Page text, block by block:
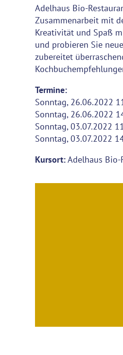
Adelhaus Bio-
Zusammenarbeit mit
Kreativität und Spaß
und probieren Sie
zubereitet
Termine:
Sonntag, 26.06.2022
Sonntag, 26.06.2022
Sonntag, 03.07.2022
Sonntag, 03.07.2022
Kursort:Adelhaus Bio-